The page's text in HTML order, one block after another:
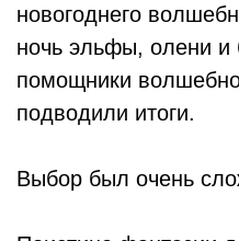
новогоднего
ночь эльфы, олени
помощники
подводили итоги.
Выбор был очень